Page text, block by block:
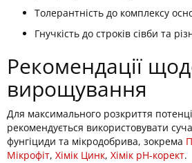
Толерантність до комплексу
Гнучкість до строків сівби та
Рекомендації
вирощування
Для максимального розкриття
рекомендується використовувати
фунгіциди та мікродобрива, зокрема
Мікрофіт, Хімік Цинк, Хімік рН-корект.